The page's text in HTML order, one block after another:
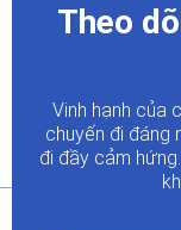
Theo
Vinh hạnh của
chuyến đi đáng
đi đầy cảm